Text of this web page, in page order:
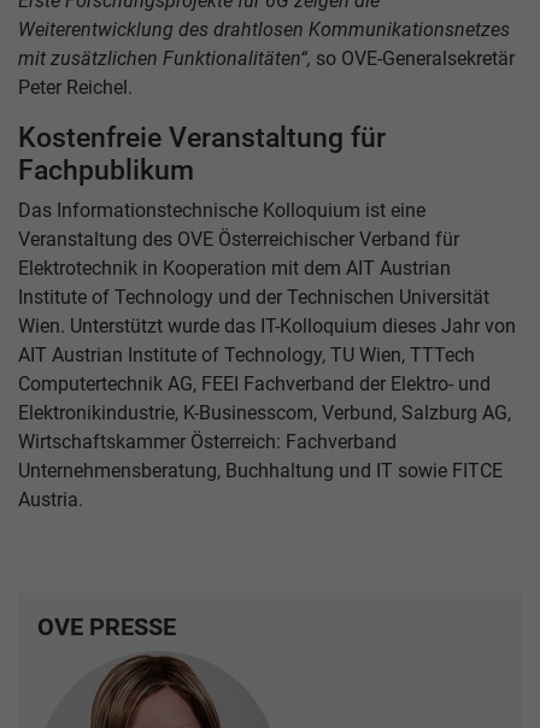
Weiterentwicklung des drahtlosen Kommunikationsnetzes
mit zusätzlichen Funktionalitäten“, so OVE-Generalsekretär
Peter Reichel.
Kostenfreie Veranstaltung für
Fachpublikum
Das Informationstechnische Kolloquium ist eine
Veranstaltung des OVE Österreichischer Verband für
Elektrotechnik in Kooperation mit dem AIT Austrian
Institute of Technology und der Technischen Universität
Wien. Unterstützt wurde das IT-Kolloquium dieses Jahr von
AIT Austrian Institute of Technology, TU Wien, TTTech
Computertechnik AG, FEEI Fachverband der Elektro- und
Elektronikindustrie, K-Businesscom, Verbund, Salzburg AG,
Wirtschaftskammer Österreich: Fachverband
Unternehmensberatung, Buchhaltung und IT sowie FITCE
Austria.
OVE PRESSE